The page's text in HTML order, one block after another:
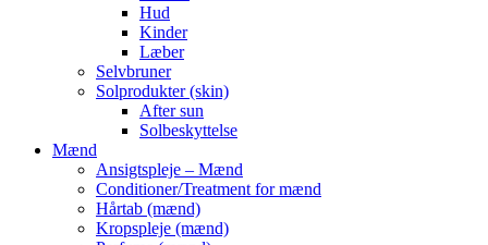
Hud
Kinder
Læber
Selvbruner
Solprodukter (skin)
After sun
Solbeskyttelse
Mænd
Ansigtspleje – Mænd
Conditioner/Treatment for mænd
Hårtab (mænd)
Kropspleje (mænd)